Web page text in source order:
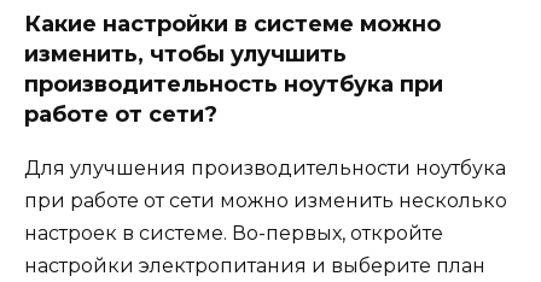
Какие настройки в системе можно
изменить, чтобы улучшить
производительность ноутбука при
работе от сети?
Для улучшения производительности ноутбука
при работе от сети можно изменить несколько
настроек в системе. Во-первых, откройте
настройки электропитания и выберите план